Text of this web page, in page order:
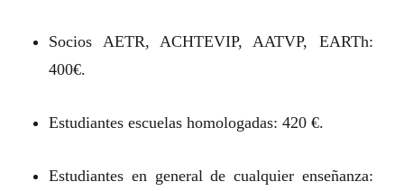
Socios AETR, ACHTEVIP, AATVP, EARTh:
400€.
Estudiantes escuelas homologadas: 420 €.
Estudiantes en general de cualquier enseñanza: